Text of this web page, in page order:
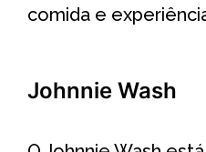
comida e
Johnnie Wash